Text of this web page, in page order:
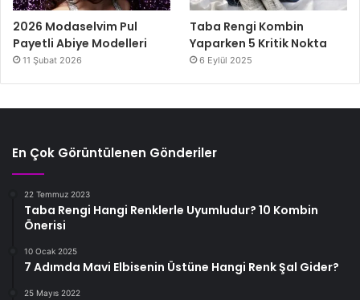
2026 Modaselvim Pul
Payetli Abiye Modelleri
11 Şubat 2026
Taba Rengi Kombin
Yaparken 5 Kritik Nokta
6 Eylül 2025
En Çok Görüntülenen Gönderiler
22 Temmuz 2023
Taba Rengi Hangi Renklerle Uyumludur? 10 Kombin
Önerisi
10 Ocak 2025
7 Adımda Mavi Elbisenin Üstüne Hangi Renk Şal Gider?
25 Mayıs 2022